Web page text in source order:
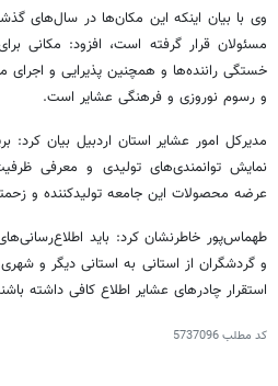
وی با بیان اینکه این مکان‌ها در سال‌های
مسئولان قرار گرفته است، افزود: مکانی
خستگی راننده‌ها و همچنین پذیرایی و
و رسوم نوروزی و فرهنگی عشایر است.
مدیرکل امور عشایر استان اردبیل بیان کرد:
نمایش توانمندی‌های تولیدی و معرفی
عرضه محصولات این جامعه تولیدکننده و
طهماس‌پور خاطرنشان کرد: باید
و گردشگران از استانی به استانی دیگر و
استقرار چادرهای عشایر اطلاع کافی داشته
کد مطلب5737096